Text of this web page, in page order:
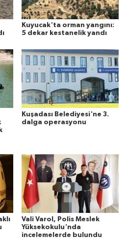
Kuyucak'ta orman yangını:
5 dekar kestanelik yandı
Kuşadası Belediyesi'ne 3.
dalga operasyonu
Vali Varol, Polis Meslek
Yüksekokulu'nda
incelemelerde bulundu